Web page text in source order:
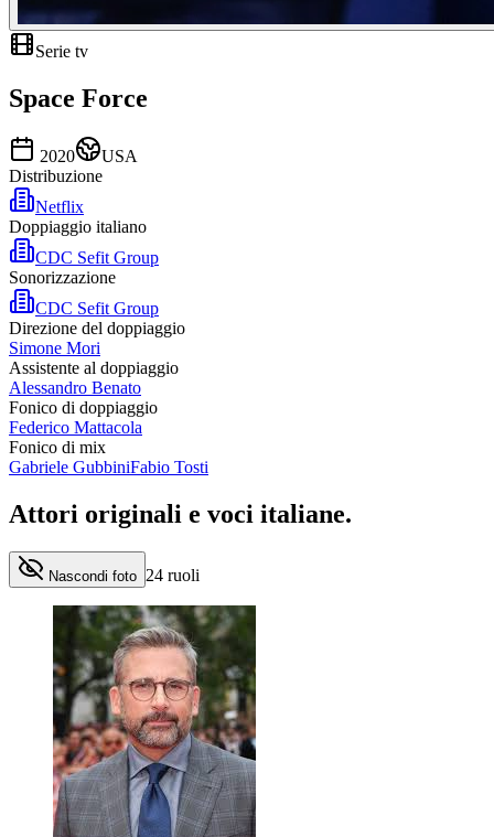
Serie tv
Space Force
2020
USA
Distribuzione
Netflix
Doppiaggio italiano
CDC Sefit Group
Sonorizzazione
CDC Sefit Group
Direzione del doppiaggio
Simone Mori
Assistente al doppiaggio
Alessandro Benato
Fonico di doppiaggio
Federico Mattacola
Fonico di mix
Gabriele GubbiniFabio Tosti
Attori originali e voci italiane.
Nascondi foto 24 ruoli